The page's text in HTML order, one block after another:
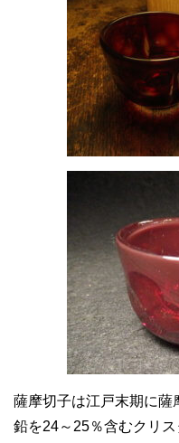
薩摩切子は江戸末期に薩
鉛を24～25％含むクリ